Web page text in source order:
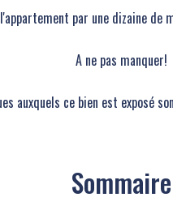
par une dizaine de
A ne pas manquer!
auxquels ce bien est exposé
Sommaire